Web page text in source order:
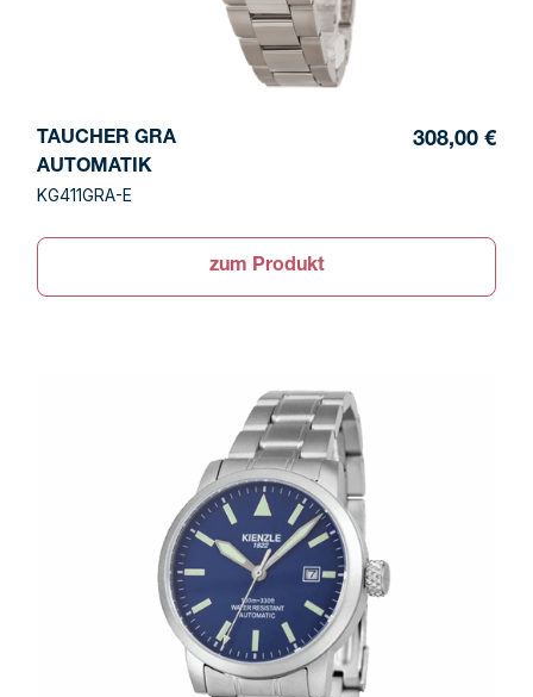
TAUCHER GRA
AUTOMATIK
KG411GRA-E
308,00 €
zum Produkt